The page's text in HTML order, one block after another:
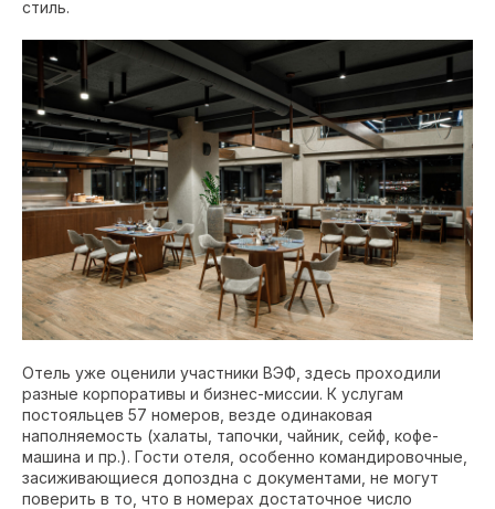
стиль.
Отель уже оценили участники ВЭФ, здесь проходили
разные корпоративы и бизнес-миссии. К услугам
постояльцев 57 номеров, везде одинаковая
наполняемость (халаты, тапочки, чайник, сейф, кофе-
машина и пр.). Гости отеля, особенно командировочные,
засиживающиеся допоздна с документами, не могут
поверить в то, что в номерах достаточное число